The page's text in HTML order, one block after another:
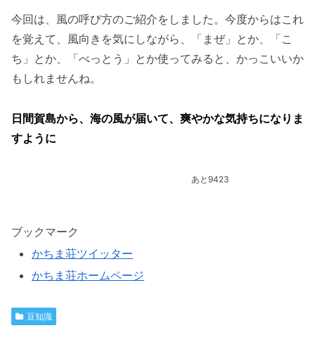
今回は、風の呼び方のご紹介をしました。今度からはこれ
を覚えて、風向きを気にしながら、「まぜ」とか、「こ
ち」とか、「べっとう」とか使ってみると、かっこいいか
もしれませんね。
日間賀島から、海の風が届いて、爽やかな気持ちになりま
すように
あと9423
ブックマーク
かちま荘ツイッター
かちま荘ホームページ
豆知識